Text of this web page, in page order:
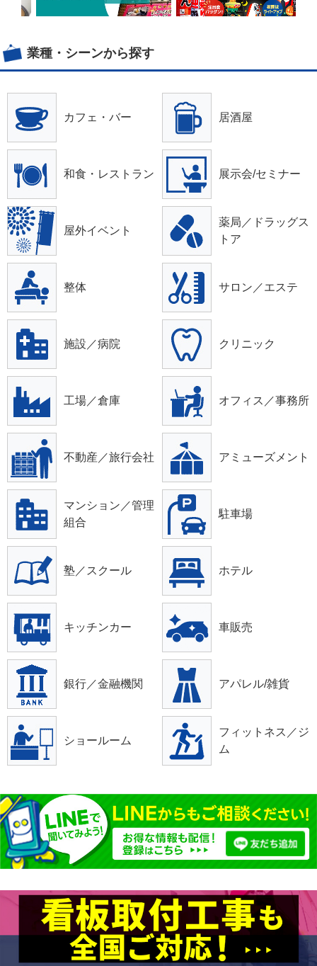
業種・シーンから探す
カフェ・バー 居酒屋
和食・レストラン 展示会/セミナー
屋外イベント
薬局／ドラッグス
トア
整体 サロン／エステ
施設／病院 クリニック
工場／倉庫 オフィス／事務所
不動産／旅行会社 アミューズメント
マンション／管理
組合
駐車場
塾／スクール ホテル
キッチンカー 車販売
銀行／金融機関 アパレル/雑貨
ショールーム
フィットネス／ジ
ム